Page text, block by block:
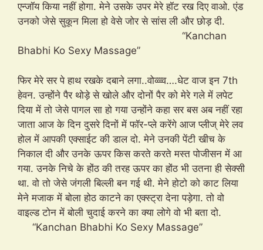
एन्जॉय किया नहीं होगा. मेने उसके उपर मेरे हॉट रख दिए वाओ. एंड
उनको जेसे सुकून मिला हो वेसे जोर से सांस ली और छोड़ दी.
“Kanchan
Bhabhi Ko Sexy Massage”
फिर मेरे सर पे हाथ रखके दबाने लगा..वोव्व्व्व….धेट वाज इन 7th
हेवन. उन्होंने पैर थोड़े से खोले और दोनों पैर को मेरे गले में लपेट
दिया में तो जेसे पागल सा हो गया उन्होंने कहा सर बस अब नहीं रहा
जाता आज के दिन दुसरे दिनों में फॉर-प्ले करेंगे आज प्लीज् मेरे लव
होल में आपकी एक्साईट की डाल दो. मेने उनकी पेंटी खीच के
निकाल दी और उनके ऊपर किस करते करते मस्त पोजीसन में आ
गया. उनके निचे के होंठ की तरह ऊपर का होंठ भी उतना ही सेक्सी
था. वो तो जेसे जंगली बिल्ली बन गई थी. मेने होटो को काट लिया
मेने मजाक में बोला होठ काटने का एक्स्ट्रा देना पड़ेगा. तो वो
वाइल्ड टोन में बोली चुदाई करने का क्या लोगे वो भी बता दो.
“Kanchan Bhabhi Ko Sexy Massage”